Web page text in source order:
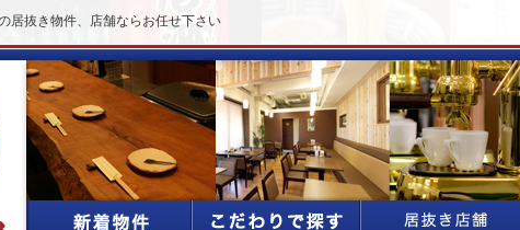
居抜き物件、店舗ならお任せ下さい